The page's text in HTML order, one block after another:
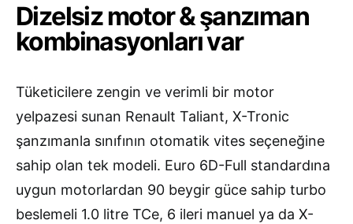
Dizelsiz motor & şanzıman
kombinasyonları var
Tüketicilere zengin ve verimli bir motor
yelpazesi sunan Renault Taliant, X-Tronic
şanzımanla sınıfının otomatik vites seçeneğine
sahip olan tek modeli. Euro 6D-Full standardına
uygun motorlardan 90 beygir güce sahip turbo
beslemeli 1.0 litre TCe, 6 ileri manuel ya da X-